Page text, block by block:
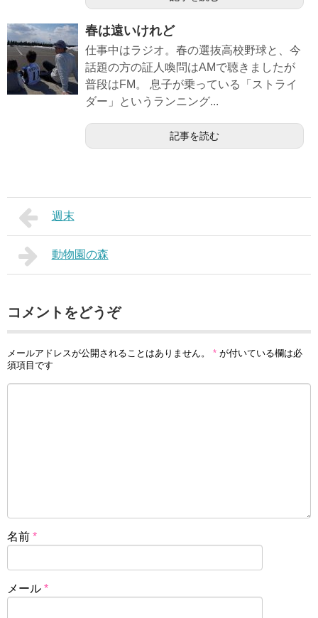
春は遠いけれど
仕事中はラジオ。春の選抜高校野球と、今
話題の方の証人喚問はAMで聴きましたが
普段はFM。 息子が乗っている「ストライ
ダー」というランニング...
記事を読む
週末
動物園の森
コメントをどうぞ
メールアドレスが公開されることはありません。 * が付いている欄は必
須項目です
名前 *
メール *